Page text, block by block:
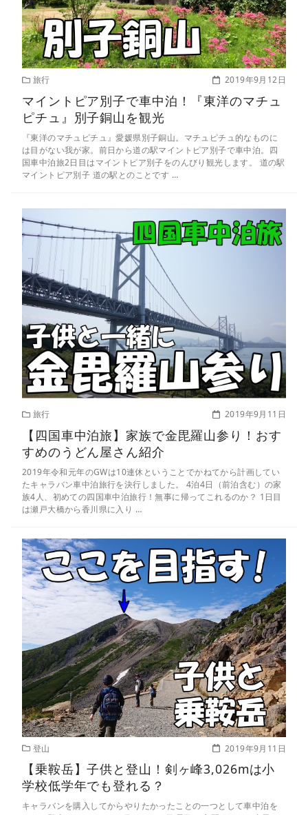
旅行 2019年9月12日
マイントピア別子で車中泊！『東洋のマチュ
ピチュ』別子銅山を観光
『東洋のマチュピチュ』愛媛県別子銅山。マチュピチュ的なものに
は目がない我が家。前日から道の駅マイントピア別子で車中泊。四
国車中泊旅2日目はマイントピア別子をのんびり観光します。 道の駅
マイントピア別子 道の駅とのことです …
旅行 2019年9月11日
【四国車中泊旅】家族で金毘羅山参り！おす
すめのうどん屋さん紹介
2019年令和元年のGWは10連休ということでかねてから計画してい
たキャラバン車中泊旅行を決行しました。 4泊4日（前泊含む）の家
族4人、初めての四国車中泊旅行！無事に帰ってこれるのか？ 1日目
は瀬戸大橋から香川県に入り …
登山 2019年9月11日
【乗鞍岳】子供と登山！剣ヶ峰3,026mは小
学校低学年でも登れる？
キャラバンを購入してからやりたかったことの一つとして車中泊を